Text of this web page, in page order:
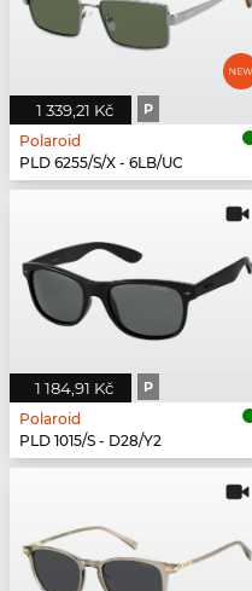
1 339,21 Kč P
Polaroid
PLD 6255/S/X - 6LB/UC
1 184,91 Kč P
Polaroid
PLD 1015/S - D28/Y2